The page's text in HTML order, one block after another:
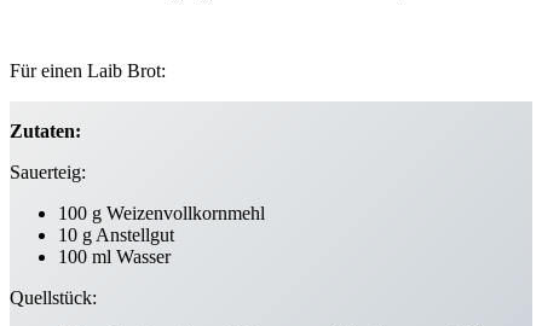
Für einen Laib Brot:
Zutaten:
Sauerteig:
100 g Weizenvollkornmehl
10 g Anstellgut
100 ml Wasser
Quellstück: